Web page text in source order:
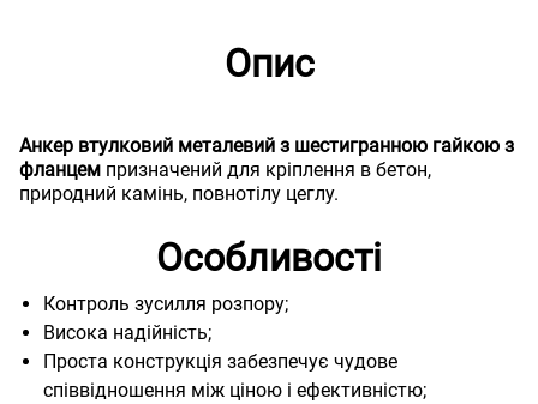
Опис
Анкер втулковий металевий з шестигранною гайкою з
фланцем призначений для кріплення в бетон,
природний камінь, повнотілу цеглу.
Особливості
Контроль зусилля розпору;
Висока надійність;
Проста конструкція забезпечує чудове
співвідношення між ціною і ефективністю;